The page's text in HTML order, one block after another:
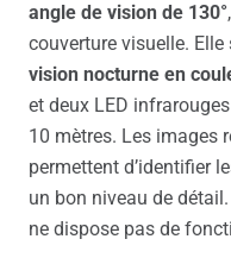
angle de vision de 130°
couverture visuelle.
vision nocturne en
et deux LED infrarouges
10 mètres. Les images
permettent d’identifier
un bon niveau de
ne dispose pas de